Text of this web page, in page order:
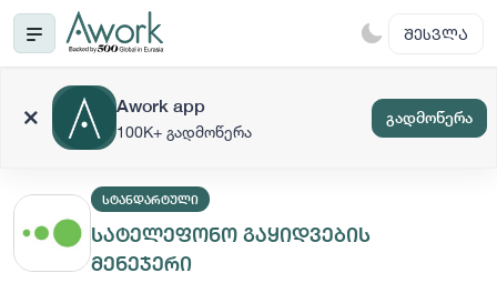
ᲨᲔᲡᲕᲚᲐ
Awork app
100K+ გადმოწერა
გადმოწერა
ᲡᲢᲐᲜᲓᲐᲠᲢᲣᲚᲘ
სატელეფონო გაყიდვების
მენეჯერი